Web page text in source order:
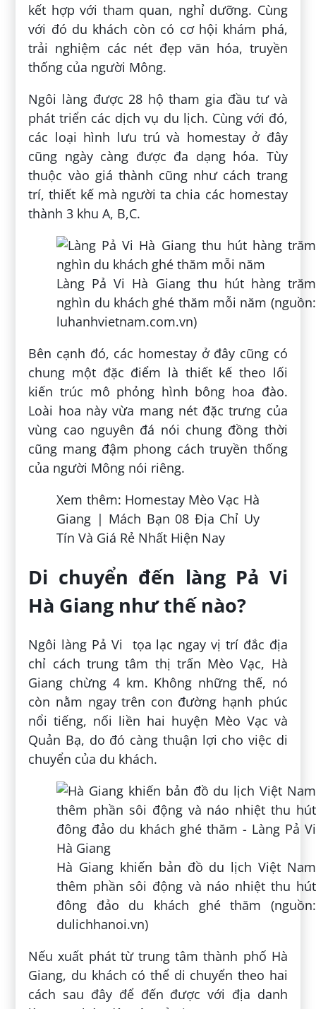
kết hợp với tham quan, nghỉ dưỡng. Cùng
với đó du khách còn có cơ hội khám phá,
trải nghiệm các nét đẹp văn hóa, truyền
thống của người Mông.
Ngôi làng được 28 hộ tham gia đầu tư và
phát triển các dịch vụ du lịch. Cùng với đó,
các loại hình lưu trú và homestay ở đây
cũng ngày càng được đa dạng hóa. Tùy
thuộc vào giá thành cũng như cách trang
trí, thiết kế mà người ta chia các homestay
thành 3 khu A, B,C.
Làng Pả Vi Hà Giang thu hút hàng trăm
nghìn du khách ghé thăm mỗi năm (nguồn:
luhanhvietnam.com.vn)
Bên cạnh đó, các homestay ở đây cũng có
chung một đặc điểm là thiết kế theo lối
kiến trúc mô phỏng hình bông hoa đào.
Loài hoa này vừa mang nét đặc trưng của
vùng cao nguyên đá nói chung đồng thời
cũng mang đậm phong cách truyền thống
của người Mông nói riêng.
Xem thêm: Homestay Mèo Vạc Hà
Giang | Mách Bạn 08 Địa Chỉ Uy
Tín Và Giá Rẻ Nhất Hiện Nay
Di chuyển đến làng Pả Vi
Hà Giang như thế nào?
Ngôi làng Pả Vi tọa lạc ngay vị trí đắc địa
chỉ cách trung tâm thị trấn Mèo Vạc, Hà
Giang chừng 4 km. Không những thế, nó
còn nằm ngay trên con đường hạnh phúc
nổi tiếng, nối liền hai huyện Mèo Vạc và
Quản Bạ, do đó càng thuận lợi cho việc di
chuyển của du khách.
Hà Giang khiến bản đồ du lịch Việt Nam
thêm phần sôi động và náo nhiệt thu hút
đông đảo du khách ghé thăm (nguồn:
dulichhanoi.vn)
Nếu xuất phát từ trung tâm thành phố Hà
Giang, du khách có thể di chuyển theo hai
cách sau đây để đến được với địa danh